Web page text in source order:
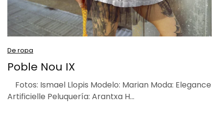
De ropa
Poble Nou IX
Fotos: Ismael Llopis Modelo: Marian Moda: Elegance
Artificielle Peluquería: Arantxa H…